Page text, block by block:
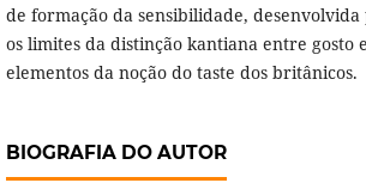
de formação da sensibilidade,
os limites da distinção kantiana entre gosto
elementos da noção do taste dos britânicos.
BIOGRAFIA DO AUTOR